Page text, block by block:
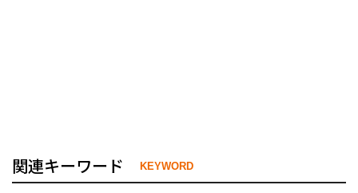
関連キーワード KEYWORD